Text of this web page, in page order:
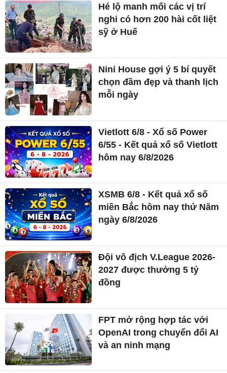
Hé lộ manh mối các vị trí
nghi có hơn 200 hài cốt liệt
sỹ ở Huế
Nini House gợi ý 5 bí quyết
chọn đầm đẹp và thanh lịch
mỗi ngày
Vietlott 6/8 - Xổ số Power
6/55 - Kết quả xổ số Vietlott
hôm nay 6/8/2026
XSMB 6/8 - Kết quả xổ số
miền Bắc hôm nay thứ Năm
ngày 6/8/2026
Đội vô địch V.League 2026-
2027 được thưởng 5 tỷ
đồng
FPT mở rộng hợp tác với
OpenAI trong chuyển đổi AI
và an ninh mạng